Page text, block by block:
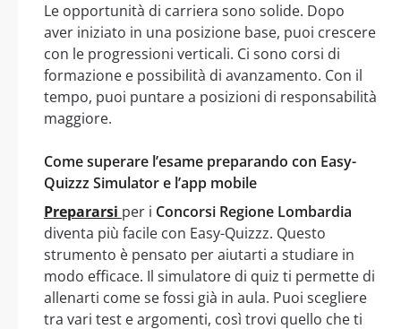
Le opportunità di carriera sono solide. Dopo
aver iniziato in una posizione base, puoi crescere
con le progressioni verticali. Ci sono corsi di
formazione e possibilità di avanzamento. Con il
tempo, puoi puntare a posizioni di responsabilità
maggiore.
Come superare l’esame preparando con Easy-
Quizzz Simulator e l’app mobile
Prepararsi per i Concorsi Regione Lombardia
diventa più facile con Easy-Quizzz. Questo
strumento è pensato per aiutarti a studiare in
modo efficace. Il simulatore di quiz ti permette di
allenarti come se fossi già in aula. Puoi scegliere
tra vari test e argomenti, così trovi quello che ti